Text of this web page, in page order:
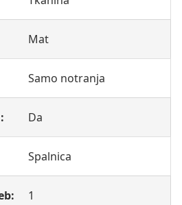
Mat
Samo notranja
Da
Spalnica
1